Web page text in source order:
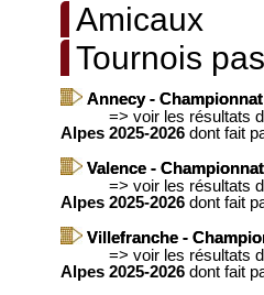
Amicaux
Tournois
Annecy -
=> voir les résultats
Alpes 2025-2026 dont fait
Valence -
=> voir les résultats
Alpes 2025-2026 dont fait
Villefranche -
=> voir les résultats
Alpes 2025-2026 dont fait